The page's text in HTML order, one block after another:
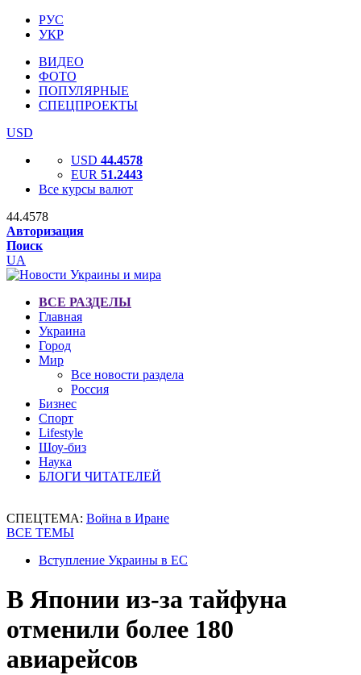
РУС
УКР
ВИДЕО
ФОТО
ПОПУЛЯРНЫЕ
СПЕЦПРОЕКТЫ
USD
USD 44.4578
EUR 51.2443
Все курсы валют
44.4578
Авторизация
Поиск
UA
ВСЕ РАЗДЕЛЫ
Главная
Украина
Город
Мир
Все новости раздела
Россия
Бизнес
Спорт
Lifestyle
Шоу-биз
Наука
БЛОГИ ЧИТАТЕЛЕЙ
СПЕЦТЕМА: Война в Иране
ВСЕ ТЕМЫ
Вступление Украины в ЕС
В Японии из-за тайфуна
отменили более 180
авиарейсов